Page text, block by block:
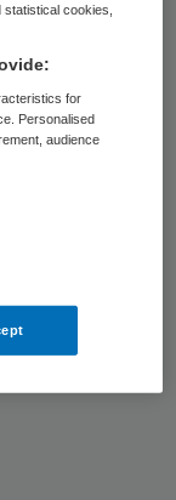
van
in
als
Defensie
cookies,
for
Personalised
audience